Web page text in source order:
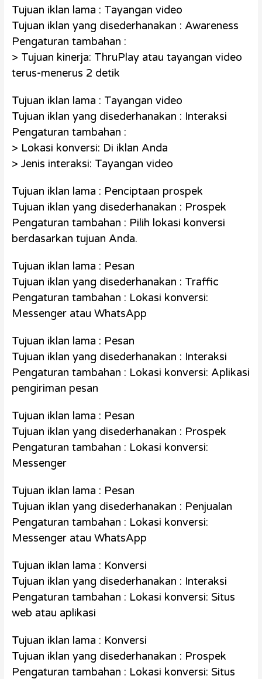
Tujuan iklan lama : Tayangan video
Tujuan iklan yang disederhanakan : Awareness
Pengaturan tambahan :
> Tujuan kinerja: ThruPlay atau tayangan video
terus-menerus 2 detik
Tujuan iklan lama : Tayangan video
Tujuan iklan yang disederhanakan : Interaksi
Pengaturan tambahan :
> Lokasi konversi: Di iklan Anda
> Jenis interaksi: Tayangan video
Tujuan iklan lama : Penciptaan prospek
Tujuan iklan yang disederhanakan : Prospek
Pengaturan tambahan : Pilih lokasi konversi
berdasarkan tujuan Anda.
Tujuan iklan lama : Pesan
Tujuan iklan yang disederhanakan : Traffic
Pengaturan tambahan : Lokasi konversi:
Messenger atau WhatsApp
Tujuan iklan lama : Pesan
Tujuan iklan yang disederhanakan : Interaksi
Pengaturan tambahan : Lokasi konversi: Aplikasi
pengiriman pesan
Tujuan iklan lama : Pesan
Tujuan iklan yang disederhanakan : Prospek
Pengaturan tambahan : Lokasi konversi:
Messenger
Tujuan iklan lama : Pesan
Tujuan iklan yang disederhanakan : Penjualan
Pengaturan tambahan : Lokasi konversi:
Messenger atau WhatsApp
Tujuan iklan lama : Konversi
Tujuan iklan yang disederhanakan : Interaksi
Pengaturan tambahan : Lokasi konversi: Situs
web atau aplikasi
Tujuan iklan lama : Konversi
Tujuan iklan yang disederhanakan : Prospek
Pengaturan tambahan : Lokasi konversi: Situs